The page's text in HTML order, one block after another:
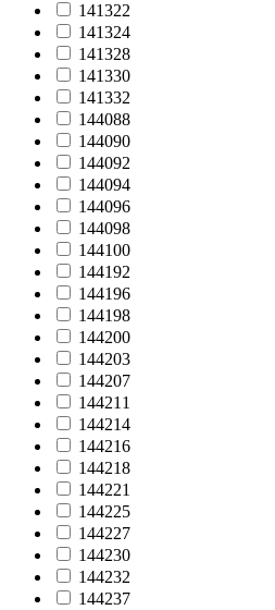
141322
141324
141328
141330
141332
144088
144090
144092
144094
144096
144098
144100
144192
144196
144198
144200
144203
144207
144211
144214
144216
144218
144221
144225
144227
144230
144232
144237